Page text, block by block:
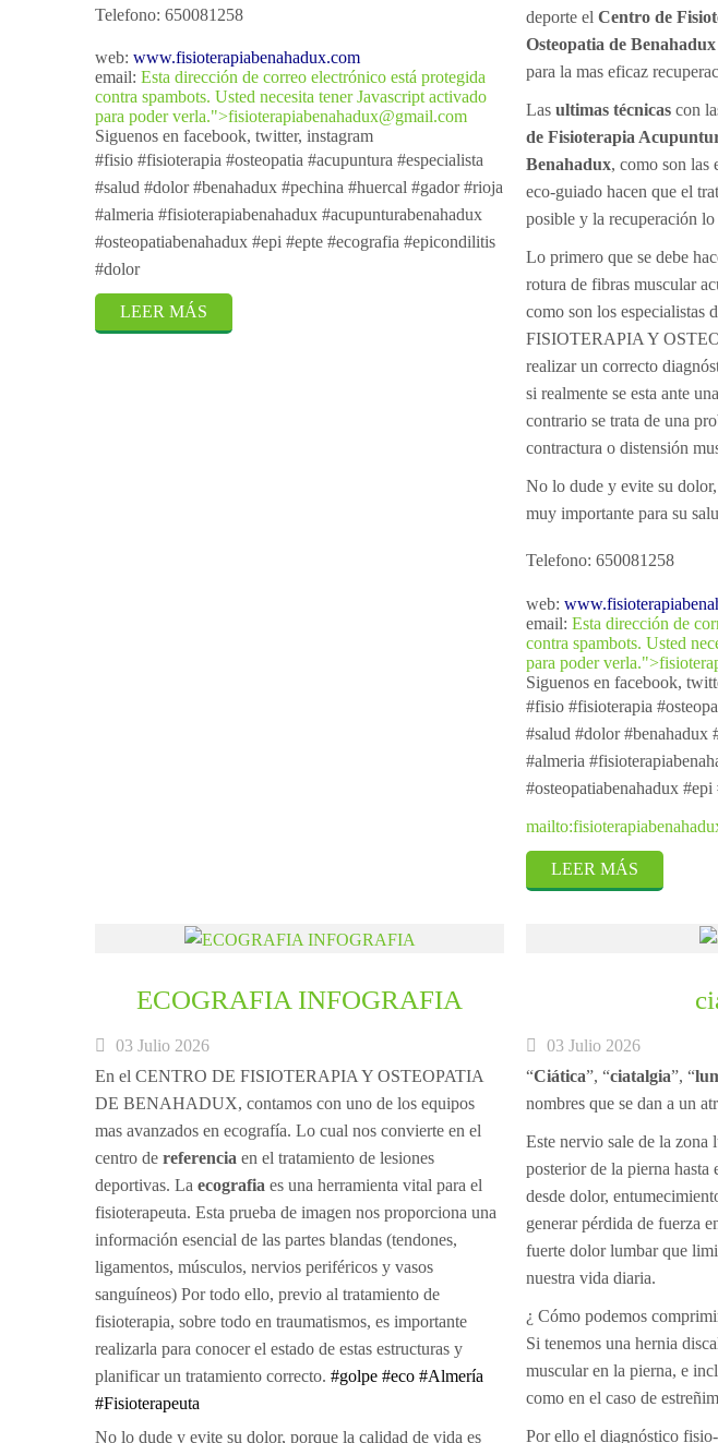
Telefono: 650081258
web: www.fisioterapiabenahadux.com
email: Esta dirección de correo electrónico está protegida
contra spambots. Usted necesita tener Javascript activado
para poder verla.">fisioterapiabenahadux@gmail.com
Siguenos en facebook, twitter, instagram
#fisio #fisioterapia #osteopatia #acupuntura #especialista
#salud #dolor #benahadux #pechina #huercal #gador #rioja
#almeria #fisioterapiabenahadux #acupunturabenahadux
#osteopatiabenahadux #epi #epte #ecografia #epicondilitis
#dolor
LEER MÁS
deporte el Centro de
Osteopatia de Benahadux
para la mas eficaz
Las ultimas técnicascon
de Fisioterapia
Benahadux, como son las
eco-guiado hacen que el
posible y la recuperación
Lo primero que se debe
rotura de fibras muscular
como son los especialistas
FISIOTERAPIA Y
realizar un correcto
si realmente se esta ante
contrario se trata de una
contractura o distensión
No lo dude y evite su
muy importante para su
Telefono: 650081258
web:
email: Esta dirección de
contra spambots. Usted
para poder verla.">
Siguenos en facebook,
#fisio #fisioterapia
#salud #dolor #benahadux
#almeria
#osteopatiabenahadux
mailto:
LEER MÁS
ECOGRAFIA INFOGRAFIA
03 Julio 2026
En el CENTRO DE FISIOTERAPIA Y OSTEOPATIA
DE BENAHADUX, contamos con uno de los equipos
mas avanzados en ecografía. Lo cual nos convierte en el
centro de referencia en el tratamiento de lesiones
deportivas. La ecografia es una herramienta vital para el
fisioterapeuta. Esta prueba de imagen nos proporciona una
información esencial de las partes blandas (tendones,
ligamentos, músculos, nervios periféricos y vasos
sanguíneos) Por todo ello, previo al tratamiento de
fisioterapia, sobre todo en traumatismos, es importante
realizarla para conocer el estado de estas estructuras y
planificar un tratamiento correcto. #golpe #eco #Almería
#Fisioterapeuta
No lo dude y evite su dolor, porque la calidad de vida es
03 Julio 2026
“Ciática”, “ciatalgia”, “
nombres que se dan a un
Este nervio sale de la zona
posterior de la pierna hasta
desde dolor,
generar pérdida de fuerza
fuerte dolor lumbar que
nuestra vida diaria.
¿ Cómo podemos
Si tenemos una hernia
muscular en la pierna, e
como en el caso de
Por ello el diagnóstico